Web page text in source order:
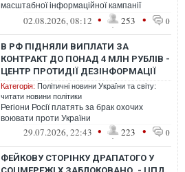
масштабної інформаційної кампанії
Кремля02.08.2026, 08:12 • 253 • 0
В РФ ПІДНЯЛИ ВИПЛАТИ ЗА
КОНТРАКТ ДО ПОНАД 4 МЛН РУБЛІВ -
ЦЕНТР ПРОТИДІЇ ДЕЗІНФОРМАЦІЇ
Категорія: Політичні новини України та світу:
читати новини політики
Регіони Росії платять за брак охочих
воювати проти України
29.07.2026, 22:43 • 223 • 0
ФЕЙКОВУ СТОРІНКУ ДРАПАТОГО У